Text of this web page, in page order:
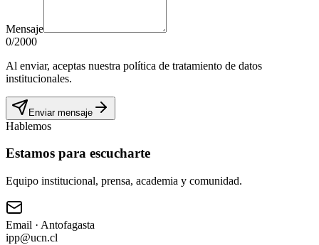
Mensaje
0/2000
Al enviar, aceptas nuestra política de tratamiento de datos
institucionales.
Enviar mensaje
Hablemos
Estamos para escucharte
Equipo institucional, prensa, academia y comunidad.
Email · Antofagasta
ipp@ucn.cl